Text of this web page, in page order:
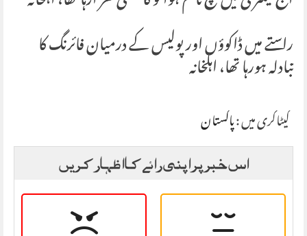
راستے میں ڈاکوؤں اور پولیس کے درمیان فائرنگ کا
تبادلہ ہورہا تھا، اہلخانہ
کیٹاگری میں :پاکستان
اس خبر پر اپنی رائے کا اظہار کریں